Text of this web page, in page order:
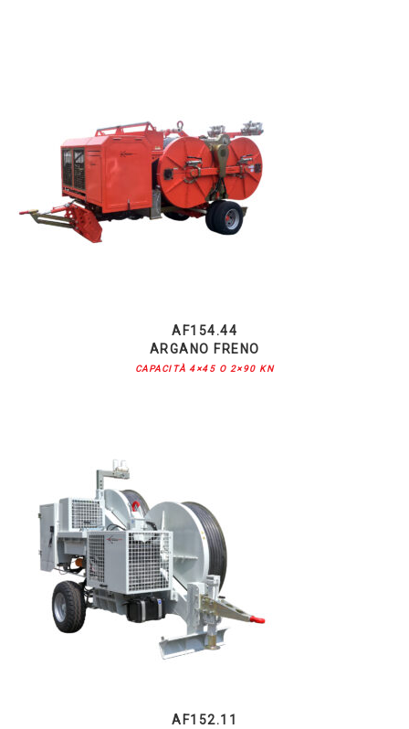
AF154.44
ARGANO FRENO
CAPACITÀ 4×45 O 2×90 KN
AF152.11